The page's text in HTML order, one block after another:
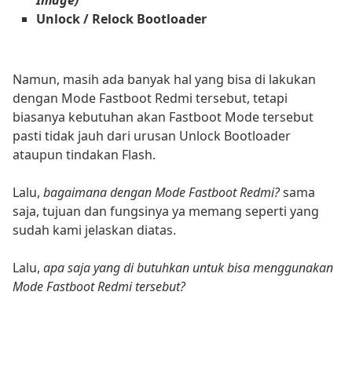
Unlock / Relock Bootloader
Namun, masih ada banyak hal yang bisa di lakukan
dengan Mode Fastboot Redmi tersebut, tetapi
biasanya kebutuhan akan Fastboot Mode tersebut
pasti tidak jauh dari urusan Unlock Bootloader
ataupun tindakan Flash.
Lalu, bagaimana dengan Mode Fastboot Redmi?sama
saja, tujuan dan fungsinya ya memang seperti yang
sudah kami jelaskan diatas.
Lalu, apa saja yang di butuhkan untuk bisa menggunakan
Mode Fastboot Redmi tersebut?